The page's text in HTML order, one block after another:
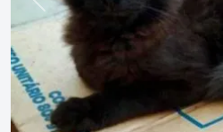
Previous